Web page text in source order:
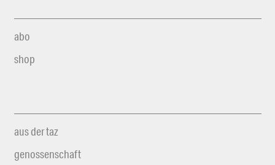
abo
shop
aus der taz
genossenschaft